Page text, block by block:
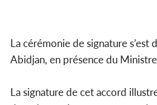
La cérémonie de signature
Abidjan, en présence du
La signature de cet accord